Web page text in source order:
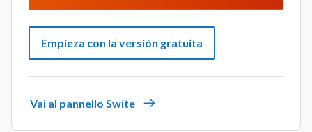
Empieza con la versión gratuita
Vai al pannello Swite